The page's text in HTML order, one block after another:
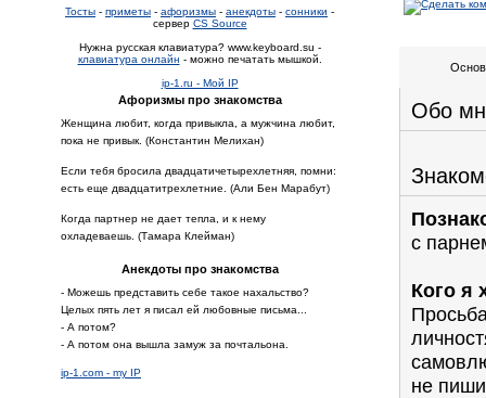
Тосты - приметы - афоризмы - анекдоты - сонники -
сервер CS Source
Нужна русская клавиатура? www.keyboard.su -
клавиатура онлайн - можно печатать мышкой.
ip-1.ru - Мой IP
Афоризмы про знакомства
Женщина любит, когда привыкла, а мужчина любит,
пока не привык. (Константин Мелихан)
Если тебя бросила двадцатичетырехлетняя, помни:
есть еще двадцатитрехлетние. (Али Бен Марабут)
Когда партнер не дает тепла, и к нему
охладеваешь. (Тамара Клейман)
Анекдоты про знакомства
- Можешь представить себе такое нахальство?
Целых пять лет я писал ей любовные письма...
- А потом?
- А потом она вышла замуж за почтальона.
ip-1.com - my IP
Обо
с
Кого я
не